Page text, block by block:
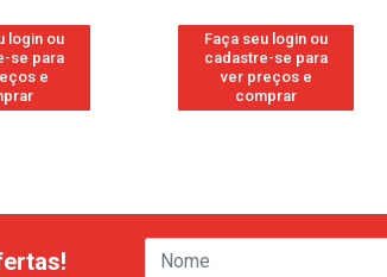
login ou
se para
e
Faça seu login ou
cadastre-se para
ver preços e
comprar